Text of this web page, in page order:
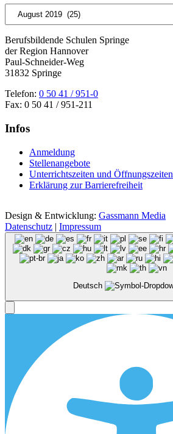
Archiv
Berufsbildende Schulen Springe
der Region Hannover
Paul-Schneider-Weg
31832 Springe
Telefon: 0 50 41 / 951-0
Fax: 0 50 41 / 951-211
Infos
Anmeldung
Stellenangebote
Unterrichtszeiten und Öffnungszeiten
Erklärung zur Barrierefreiheit
Design & Entwicklung: Gassmann Media
Datenschutz | Impressum
Deutsch